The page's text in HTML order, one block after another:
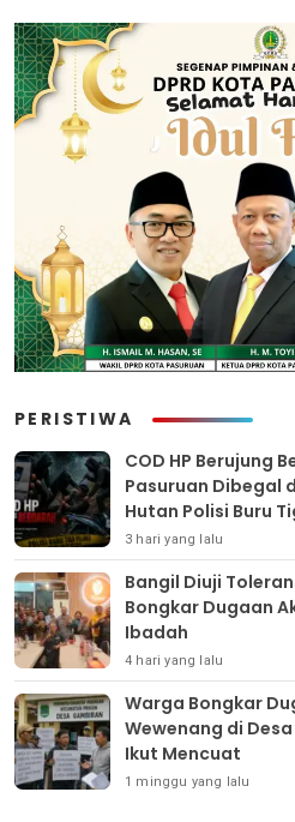
PERISTIWA
COD HP Berujung
Pasuruan Dibegal
Hutan Polisi
3 hari yang lalu
Bangil Diuji
Bongkar Dugaan
Ibadah
4 hari yang lalu
Warga Bongkar
Wewenang di
Ikut Mencuat
1 minggu yang lalu